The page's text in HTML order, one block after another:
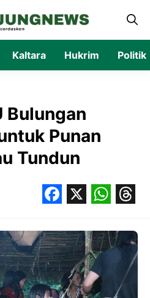
Kaltara Hukrim Politik
Bulungan
Punan
Tundun